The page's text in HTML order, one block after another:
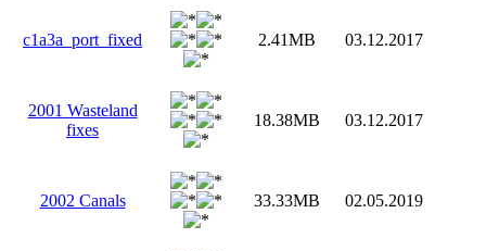
c1a3a_port_fixed 2.41MB 03.12.2017
2001 Wasteland
fixes
18.38MB 03.12.2017
2002 Canals 33.33MB 02.05.2019